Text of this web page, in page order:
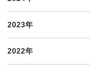
2023年
2022年